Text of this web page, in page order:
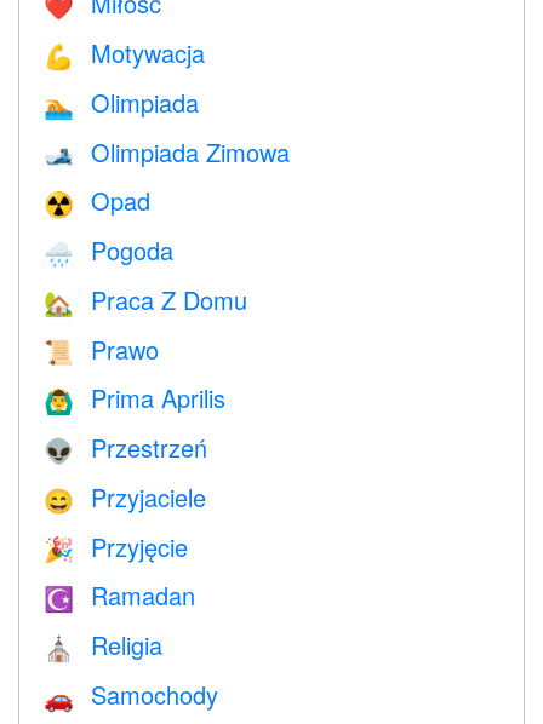
❤️️
💪 Motywacja
🏊 Olimpiada
🎿 Olimpiada Zimowa
☢️ Opad
🌧 Pogoda
🏡 Praca Z Domu
📜 Prawo
🙆‍♂️ Prima Aprilis
👽 Przestrzeń
😄 Przyjaciele
🎉 Przyjęcie
☪️ Ramadan
⛪️ Religia
🚗 Samochody